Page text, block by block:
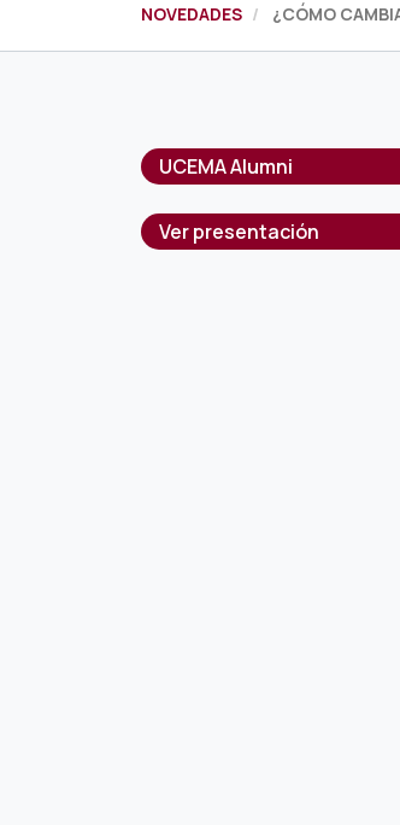
NOVEDADES ¿CÓMO
UCEMA Alumni
Ver presentación